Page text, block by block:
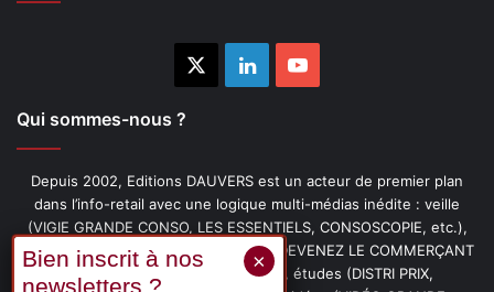
LinkedinYouTube
Qui sommes-nous ?
Depuis 2002, Editions DAUVERS est un acteur de premier plan
dans l’info-retail avec une logique multi-médias inédite : veille
(VIGIE GRANDE CONSO, LES ESSENTIELS, CONSOSCOPIE, etc.),
livres (PENSER-CLIENT, IMAGE-PRIX, DEVENEZ LE COMMERÇANT
PRÉFÉRÉ DE VOS CLIENTS, etc.), études (DISTRI PRIX,